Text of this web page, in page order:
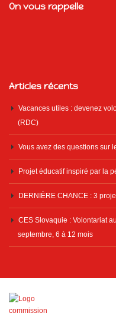
On vous rappelle
Articles récents
Vacances utiles : devenez
(RDC)
Vous avez des questions sur
Projet éducatif inspiré par la
DERNIÈRE CHANCE : 3
CES Slovaquie : Volontariat
septembre, 6 à 12 mois